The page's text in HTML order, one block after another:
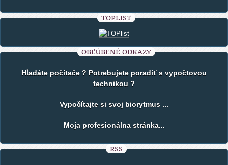
TOPLIST
OBĽÚBENÉ ODKAZY
Hĺadáte počítače ? Potrebujete poradiť s vypočtovou
technikou ?
Vypočítajte si svoj biorytmus ...
Moja profesionálna stránka...
RSS